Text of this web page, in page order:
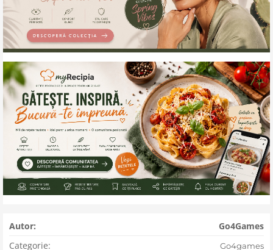
Autor:
Go4Games
Categorie:
Go4games